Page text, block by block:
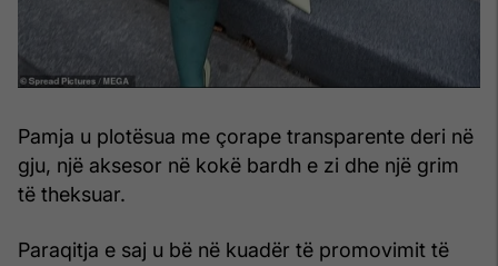
Pamja u plotësua me çorape transparente deri në
gju, një aksesor në kokë bardh e zi dhe një grim
të theksuar.
Paraqitja e saj u bë në kuadër të promovimit të